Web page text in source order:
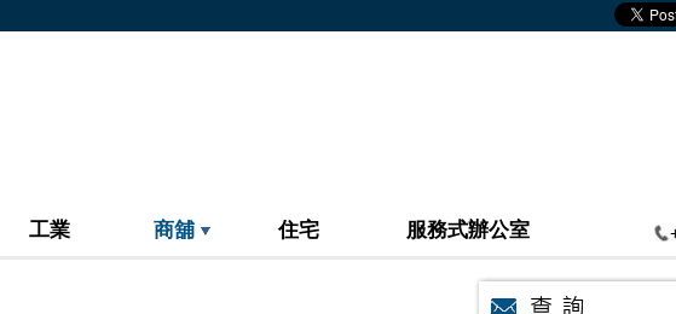
工業 商舖 住宅 服務式辦公室